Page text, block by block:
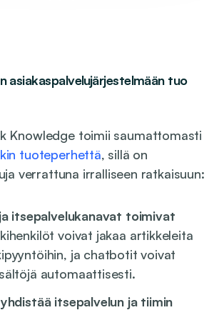
asiakaspalvelujärjestelmään tuo
Knowledge toimii saumattomasti
tuoteperhettä, sillä on
verrattuna irralliseen ratkaisuun:
itsepalvelukanavat toimivat
voivat jakaa artikkeleita
ja chatbotit voivat
automaattisesti.
itsepalvelun ja tiimin